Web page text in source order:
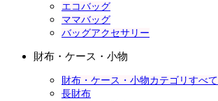
エコバッグ
ママバッグ
バッグアクセサリー
財布・ケース・小物
財布・ケース・小物カテゴリすべて
長財布